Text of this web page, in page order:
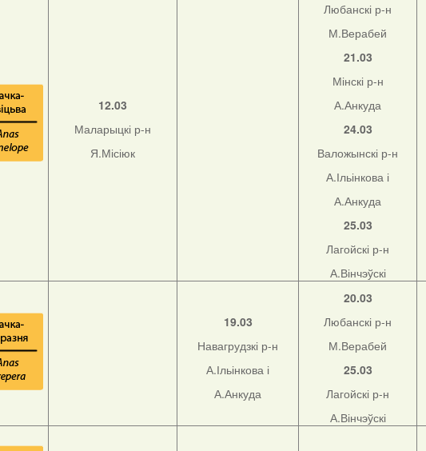
12.03
Маларыцкі р-н
Я.Місіюк
Любанскі р-н
М.Верабей
21.03
Мінскі р-н
А.Анкуда
24.03
Валожынскі р-н
А.Ільінкова і
А.Анкуда
25.03
Лагойскі р-н
А.Вінчэўскі
19.03
Навагрудзкі р-н
А.Ільінкова і
А.Анкуда
20.03
Любанскі р-н
М.Верабей
25.03
Лагойскі р-н
А.Вінчэўскі